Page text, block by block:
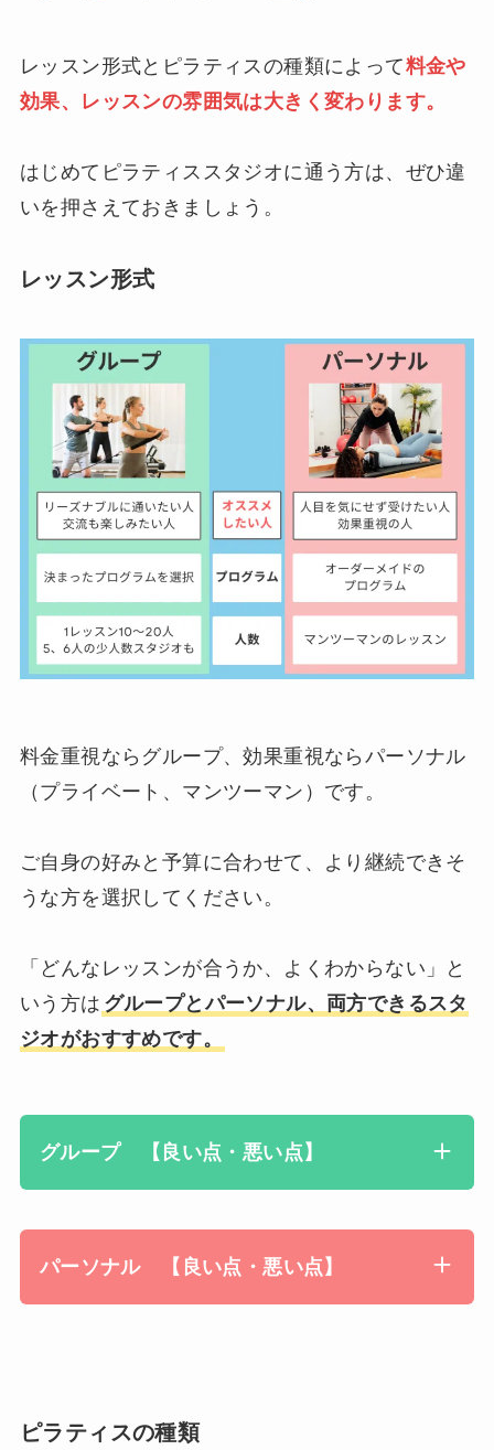
レッスン形式とピラティスの種類によって料金や
効果、レッスンの雰囲気は大きく変わります。
はじめてピラティススタジオに通う方は、ぜひ違
いを押さえておきましょう。
レッスン形式
料金重視ならグループ、効果重視ならパーソナル
（プライベート、マンツーマン）です。
ご自身の好みと予算に合わせて、より継続できそ
うな方を選択してください。
「どんなレッスンが合うか、よくわからない」と
いう方は グループとパーソナル、両方できるスタ
ジオがおすすめです。
グループ 【良い点・悪い点】
パーソナル 【良い点・悪い点】
ピラティスの種類